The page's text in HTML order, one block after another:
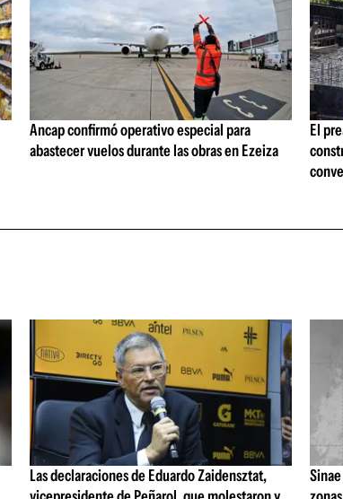
Ancap confirmó operativo especial para
abastecer vuelos durante las obras en Ezeiza
El
Las declaraciones de Eduardo Zaidensztat,